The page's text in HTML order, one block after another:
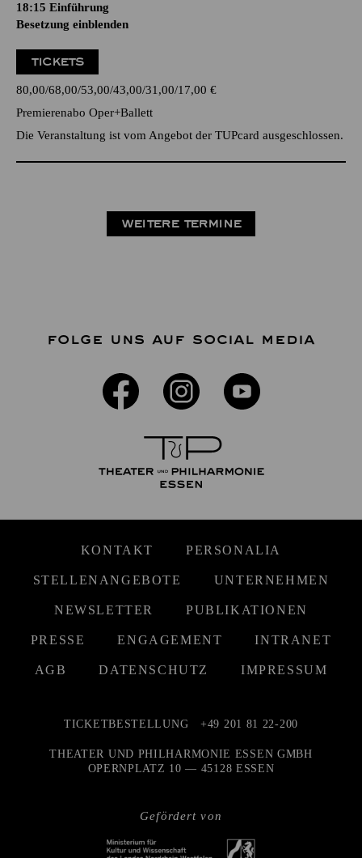
18:15 Einführung
Besetzung einblenden
TICKETS
80,00 68,00 53,00 43,00 31,00 17,00 €
Premierenabo Oper+Ballett
Die Veranstaltung ist vom Angebot der TUPcard ausgeschlossen.
WEITERE TERMINE
FOLGE UNS AUF SOCIAL MEDIA
KONTAKT PERSONALIA
STELLENANGEBOTE UNTERNEHMEN
NEWSLETTER PUBLIKATIONEN
PRESSE ENGAGEMENT INTRANET
AGB DATENSCHUTZ IMPRESSUM
Gefördert von
TICKETBESTELLUNG +49 201 81 22-200
THEATER UND PHILHARMONIE ESSEN GMBH
OPERNPLATZ 10 — 45128 ESSEN